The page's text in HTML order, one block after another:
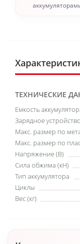
ТЕХНИЧЕСКИЕ
Емкость
Зарядное устройство
Макс. размер по
Макс. размер по
Напряжение (В)
Сила обжима (кН)
Тип аккумулятора
Циклы
Вес (кг)